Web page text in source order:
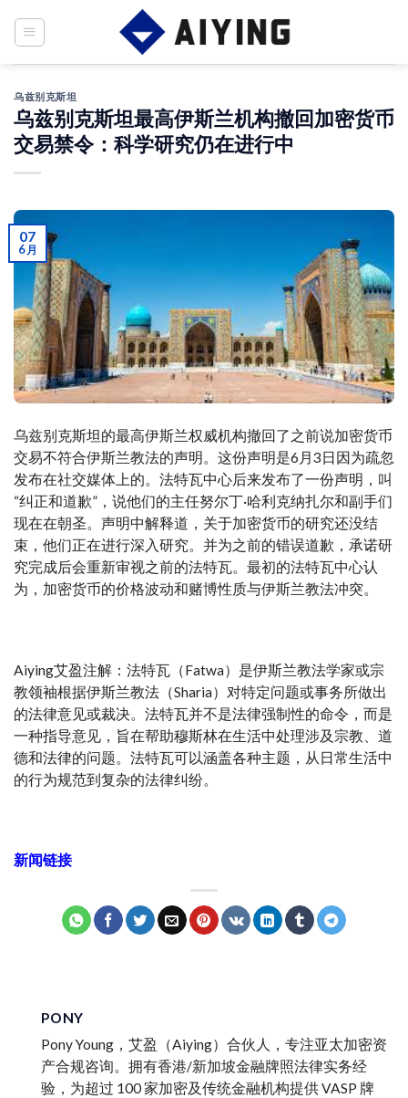
乌兹别克斯坦
乌兹别克斯坦最高伊斯兰机构撤回加密货币
交易禁令：科学研究仍在进行中
07
6 月
乌兹别克斯坦的最高伊斯兰权威机构撤回了之前说加密货币
交易不符合伊斯兰教法的声明。这份声明是6月3日因为疏忽
发布在社交媒体上的。法特瓦中心后来发布了一份声明，叫
“纠正和道歉”，说他们的主任努尔丁·哈利克纳扎尔和副手们
现在在朝圣。声明中解释道，关于加密货币的研究还没结
束，他们正在进行深入研究。并为之前的错误道歉，承诺研
究完成后会重新审视之前的法特瓦。最初的法特瓦中心认
为，加密货币的价格波动和赌博性质与伊斯兰教法冲突。
Aiying艾盈注解：法特瓦（Fatwa）是伊斯兰教法学家或宗
教领袖根据伊斯兰教法（Sharia）对特定问题或事务所做出
的法律意见或裁决。法特瓦并不是法律强制性的命令，而是
一种指导意见，旨在帮助穆斯林在生活中处理涉及宗教、道
德和法律的问题。法特瓦可以涵盖各种主题，从日常生活中
的行为规范到复杂的法律纠纷。
新闻链接
PONY
Pony Young，艾盈（Aiying）合伙人，专注亚太加密资
产合规咨询。拥有香港/新加坡金融牌照法律实务经
验，为超过 100 家加密及传统金融机构提供 VASP 牌